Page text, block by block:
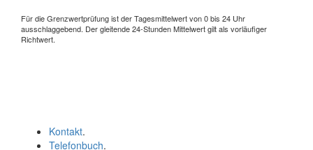
Für die Grenzwertprüfung ist der Tagesmittelwert von 0 bis 24 Uhr
ausschlaggebend. Der gleitende 24-Stunden Mittelwert gilt als vorläufiger
Richtwert.
Kontakt.
Telefonbuch.